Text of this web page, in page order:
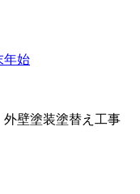
年始
壁塗装塗替え工事